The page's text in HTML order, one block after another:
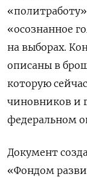
«осознанное
на выборах.
описаны в
которую
чиновников и
федеральном
Документ
«Фондом